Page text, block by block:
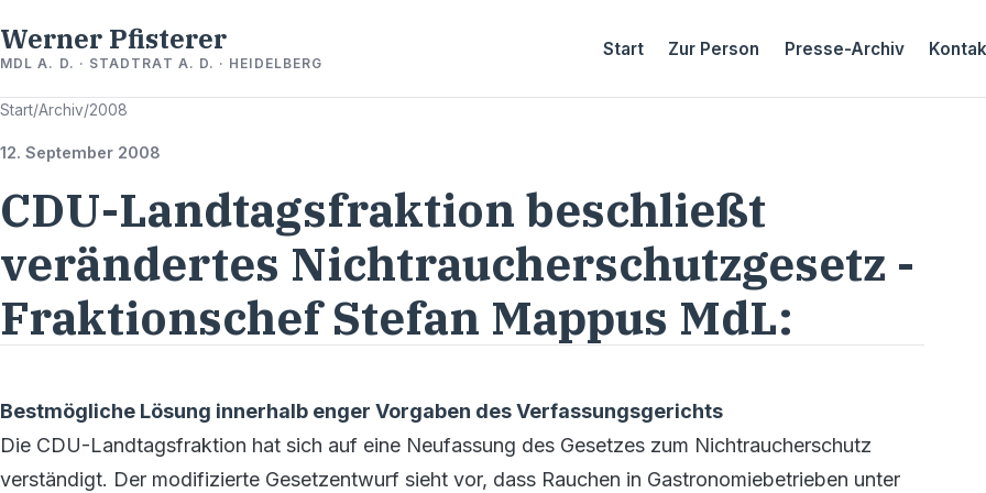
Werner Pfisterer
MDL A. D. · STADTRAT A. D. · HEIDELBERG
Start Zur Person Presse-Archiv
Start/Archiv/2008
12. September 2008
CDU-Landtagsfraktion beschließt
verändertes Nichtraucherschutzgesetz -
Fraktionschef Stefan Mappus MdL:
Bestmögliche Lösung innerhalb enger Vorgaben des Verfassungsgerichts
Die CDU-Landtagsfraktion hat sich auf eine Neufassung des Gesetzes zum Nichtraucherschutz
verständigt. Der modifizierte Gesetzentwurf sieht vor, dass Rauchen in Gastronomiebetrieben unter